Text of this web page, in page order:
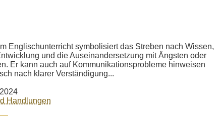
Englischunterricht symbolisiert das Streben nach Wissen,
und die Auseinandersetzung mit Ängsten oder
Er kann auch auf Kommunikationsprobleme hinweisen
nach klarer Verständigung...
Handlungen